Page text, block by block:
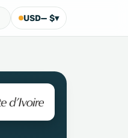
USD— $▾